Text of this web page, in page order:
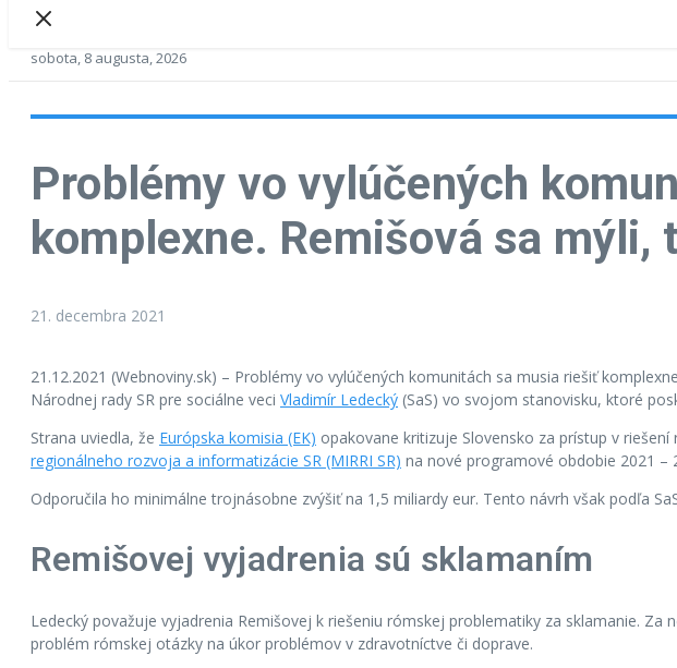
sobota, 8 augusta, 2026
Problémy vo vylúčených
komplexne. Remišová sa mýli,
21. decembra 2021
21.12.2021 (Webnoviny.sk) – Problémy vo vylúčených komunitách sa musia riešiť
Národnej rady SR pre sociálne veci Vladimír Ledecký (SaS) vo svojom stanovisku, ktoré
Strana uviedla, že Európska komisia (EK) opakovane kritizuje Slovensko za prístup v
regionálneho rozvoja a informatizácie SR (MIRRI SR) na nové programové obdobie 2021 –
Odporučila ho minimálne trojnásobne zvýšiť na 1,5 miliardy eur. Tento návrh však podľa
Remišovej vyjadrenia sú sklamaním
Ledecký považuje vyjadrenia Remišovej k riešeniu rómskej problematiky za sklamanie.
problém rómskej otázky na úkor problémov v zdravotníctve či doprave.